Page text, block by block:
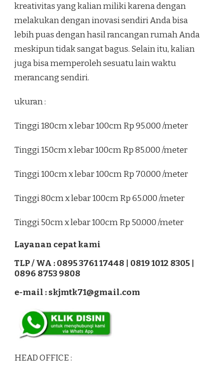
kreativitas yang kalian miliki karena dengan
melakukan dengan inovasi sendiri Anda bisa
lebih puas dengan hasil rancangan rumah Anda
meskipun tidak sangat bagus. Selain itu, kalian
juga bisa memperoleh sesuatu lain waktu
merancang sendiri.
ukuran :
Tinggi 180cm x lebar 100cm Rp 95.000 /meter
Tinggi 150cm x lebar 100cm Rp 85.000 /meter
Tinggi 100cm x lebar 100cm Rp 70.000 /meter
Tinggi 80cm x lebar 100cm Rp 65.000 /meter
Tinggi 50cm x lebar 100cm Rp 50.000 /meter
Layanan cepat kami
TLP / WA : 0895 3761 17448 | 0819 1012 8305 |
0896 8753 9808
e-mail : skjmtk71@gmail.com
HEAD OFFICE :